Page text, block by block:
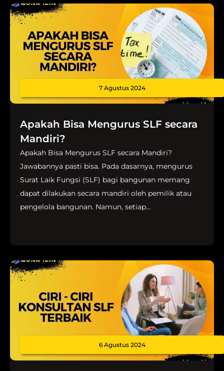
7 Agustus 2024
Apakah Bisa Mengurus SLF secara
Mandiri?
Apakah Bisa Mengurus SLF secara Mandiri?
Jawabannya pasti bisa. Pada dasarnya, mengurus
Surat Laik Fungsi (SLF) bagi bangunan memang
dapat dilakukan secara mandiri oleh pemilik atau
pengelola bangunan. Namun, setiap...
6 Agustus 2024